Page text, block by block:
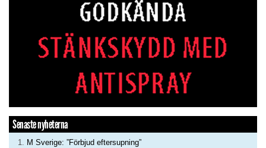
Senaste nyheterna
M Sverige: ”Förbjud eftersupning”